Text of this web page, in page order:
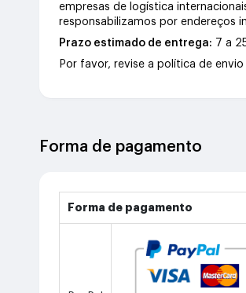
empresas de logística
responsabilizamos por endereços
Prazo estimado de entrega: 7 a
Por favor, revise a política de
Forma de pagamento
Forma de pagamento